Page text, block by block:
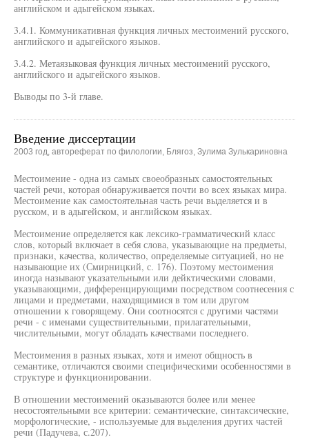
английском и адыгейском языках.
3.4.1. Коммуникативная функция личных местоимений русского,
английского и адыгейского языков.
3.4.2. Метаязыковая функция личных местоимений русского,
английского и адыгейского языков.
Выводы по 3-й главе.
Введение диссертации
2003 год, автореферат по филологии, Блягоз, Зулима Зулькариновна
Местоимение - одна из самых своеобразных самостоятельных
частей речи, которая обнаруживается почти во всех языках мира.
Местоимение как самостоятельная часть речи выделяется и в
русском, и в адыгейском, и английском языках.
Местоимение определяется как лексико-грамматический класс
слов, который включает в себя слова, указывающие на предметы,
признаки, качества, количество, определяемые ситуацией, но не
называющие их (Смирницкий, с. 176). Поэтому местоимения
иногда называют указательными или дейктическими словами,
указывающими, дифференцирующими посредством соотнесения с
лицами и предметами, находящимися в том или другом
отношении к говорящему. Они соотносятся с другими частями
речи - с именами существительными, прилагательными,
числительными, могут обладать качествами последнего.
Местоимения в разных языках, хотя и имеют общность в
семантике, отличаются своими специфическими особенностями в
структуре и функционировании.
В отношении местоимений оказываются более или менее
несостоятельными все критерии: семантические, синтаксические,
морфологические, - используемые для выделения других частей
речи (Падучева, с.207).